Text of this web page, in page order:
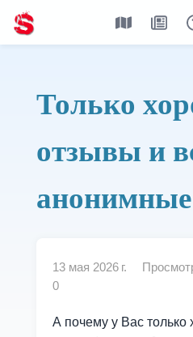
Только
отзывы и
13 мая 2026 г.
0
А почему у Вас